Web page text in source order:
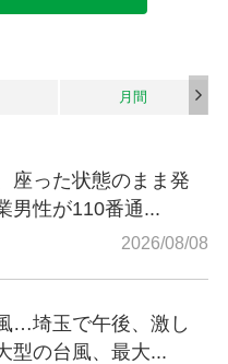
月間
座った状態のまま発
男性が110番通...
2026/08/08
…埼玉で午後、激し
の台風、最大...